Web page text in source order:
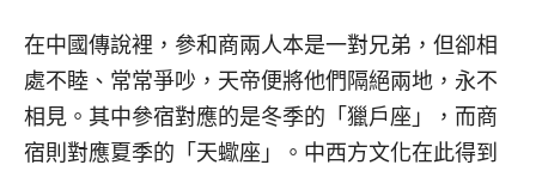
在中國傳說裡，參和商兩人本是一對兄弟，但卻相
處不睦、常常爭吵，天帝便將他們隔絕兩地，永不
相見。其中參宿對應的是冬季的「獵戶座」，而商
宿則對應夏季的「天蠍座」。中西方文化在此得到